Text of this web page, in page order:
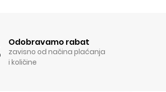
Odobravamo rabat
zavisno od načina plaćanja
i količine